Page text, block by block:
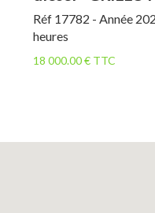
4WD
Réf 17782 - Année
heures
18 000.00 € TTC